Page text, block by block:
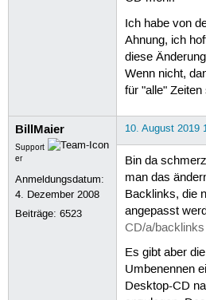
Ich habe von
Ahnung, ich
diese
Wenn nicht,
für "alle"
BillMaier
Support
er
Anmeldungsdatum:
4. Dezember 2008
Beiträge:6523
10. August 2019
Bin da
man das
Backlinks, die
angepasst
CD/a/backlinks
Es gibt aber
Umbenennen
Desktop-CD